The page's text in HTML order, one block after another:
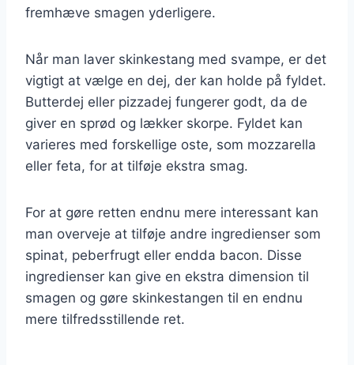
fremhæve smagen yderligere.
Når man laver skinkestang med svampe, er det
vigtigt at vælge en dej, der kan holde på fyldet.
Butterdej eller pizzadej fungerer godt, da de
giver en sprød og lækker skorpe. Fyldet kan
varieres med forskellige oste, som mozzarella
eller feta, for at tilføje ekstra smag.
For at gøre retten endnu mere interessant kan
man overveje at tilføje andre ingredienser som
spinat, peberfrugt eller endda bacon. Disse
ingredienser kan give en ekstra dimension til
smagen og gøre skinkestangen til en endnu
mere tilfredsstillende ret.